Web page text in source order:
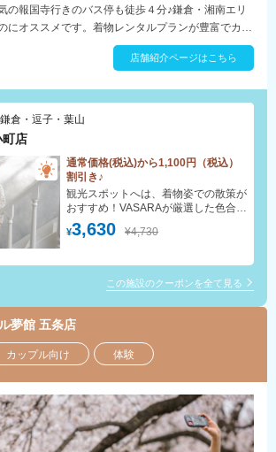
の報国寺行きのバス停も徒歩４分♪鎌倉・湘南エリ
にオススメです。着物レンタルプランが豊富でカワ
あるのでコーディネートを楽しめます♪
店舗紹介ページはこちら
倉・逗子・葉山
町店
通常価格(税込)から1,100円（税込）
割引き♪
¥3,630 ¥4,730
観光スポットへは、着物姿での散策が
おすすめ！VASARAが厳選した色合い
豊かな着物からお好みの一着をお楽し
みください。手ぶらでOK！着付け・
この施設のクーポンを全て見る
夢館 五条店
カップル向け 体験